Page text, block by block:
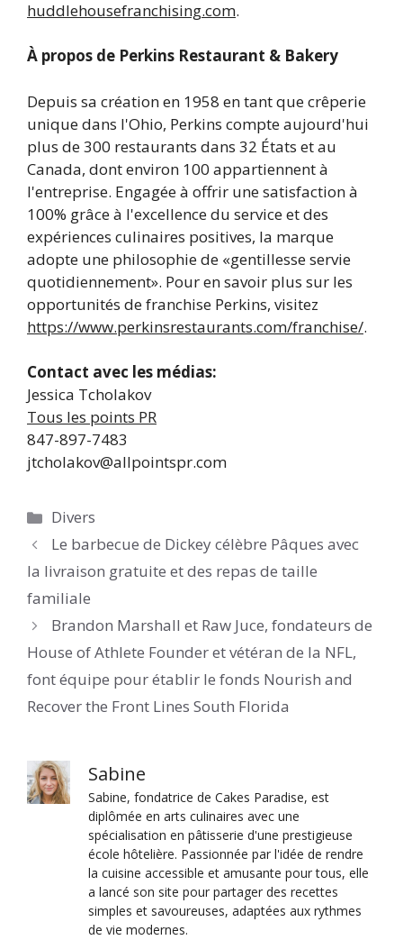
huddlehousefranchising.com.
À propos de Perkins Restaurant & Bakery
Depuis sa création en 1958 en tant que crêperie
unique dans l'Ohio, Perkins compte aujourd'hui
plus de 300 restaurants dans 32 États et au
Canada, dont environ 100 appartiennent à
l'entreprise. Engagée à offrir une satisfaction à
100% grâce à l'excellence du service et des
expériences culinaires positives, la marque
adopte une philosophie de «gentillesse servie
quotidiennement». Pour en savoir plus sur les
opportunités de franchise Perkins, visitez
https://www.perkinsrestaurants.com/franchise/.
Contact avec les médias:
Jessica Tcholakov
Tous les points PR
847-897-7483
jtcholakov@allpointspr.com
Catégories
Divers
Le barbecue de Dickey célèbre Pâques avec
la livraison gratuite et des repas de taille
familiale
Brandon Marshall et Raw Juce, fondateurs de
House of Athlete Founder et vétéran de la NFL,
font équipe pour établir le fonds Nourish and
Recover the Front Lines South Florida
Sabine
Sabine, fondatrice de Cakes Paradise, est
diplômée en arts culinaires avec une
spécialisation en pâtisserie d'une prestigieuse
école hôtelière. Passionnée par l'idée de rendre
la cuisine accessible et amusante pour tous, elle
a lancé son site pour partager des recettes
simples et savoureuses, adaptées aux rythmes
de vie modernes.